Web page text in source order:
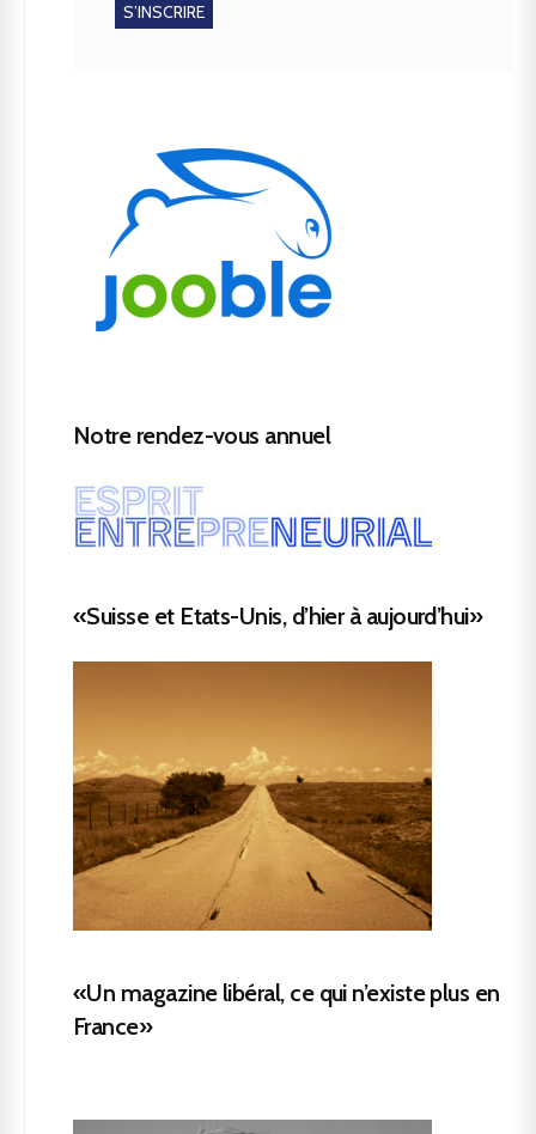
Notre rendez-vous annuel
«Suisse et Etats-Unis, d’hier à aujourd’hui»
«Un magazine libéral, ce qui n’existe plus en
France»